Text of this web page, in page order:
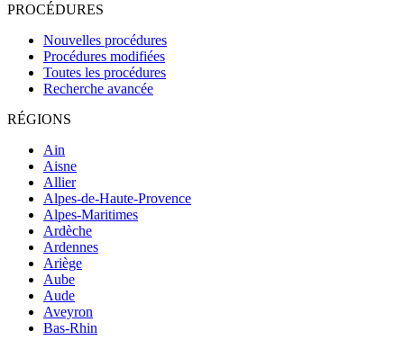
PROCÉDURES
Nouvelles procédures
Procédures modifiées
Toutes les procédures
Recherche avancée
RÉGIONS
Ain
Aisne
Allier
Alpes-de-Haute-Provence
Alpes-Maritimes
Ardèche
Ardennes
Ariège
Aube
Aude
Aveyron
Bas-Rhin